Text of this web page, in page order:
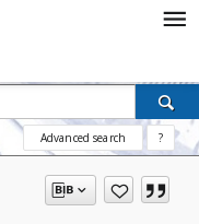
Advanced search ?